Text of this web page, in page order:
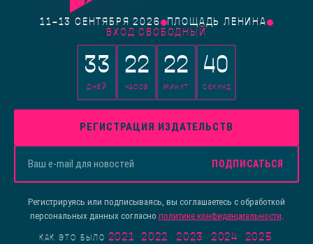
11–13 СЕНТЯБРЯ 2026
ПЛОЩАДЬ ЛЕНИНА
ВХОД СВОБОДНЫЙ
33
ДНЕЙ
22
ЧАСОВ
22
МИНУТ
40
СЕКУНД
РЕГИСТРАЦИЯ ИЗДАТЕЛЬСТВ
ПОДПИСАТЬСЯ
Регистрируясь или подписываясь, вы соглашаетесь с обработкой
персональных данных согласно политике конфиденциальности
КАК ЭТО БЫЛО 2021 · 2022 · 2023 · 2024 · 2025